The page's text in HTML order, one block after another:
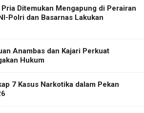
Ditemukan Mengapung di Perairan
Polri dan Basarnas Lakukan
Anambas dan Kajari Perkuat
Hukum
7 Kasus Narkotika dalam Pekan